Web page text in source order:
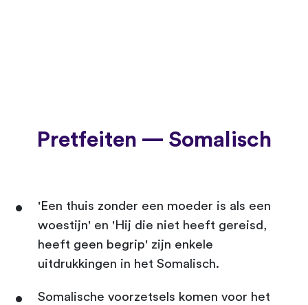
Pretfeiten — Somalisch
'Een thuis zonder een moeder is als een
woestijn' en 'Hij die niet heeft gereisd,
heeft geen begrip' zijn enkele
uitdrukkingen in het Somalisch.
Somalische voorzetsels komen voor het